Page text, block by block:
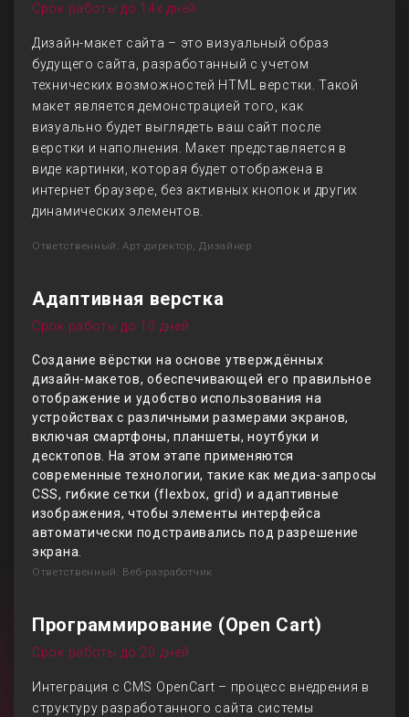
Срок работы до 14х дней
Дизайн-макет сайта – это визуальный образ
будущего сайта, разработанный с учетом
технических возможностей HTML верстки. Такой
макет является демонстрацией того, как
визуально будет выглядеть ваш сайт после
верстки и наполнения. Макет представляется в
виде картинки, которая будет отображена в
интернет браузере, без активных кнопок и других
динамических элементов.
Ответственный: Арт-директор, Дизайнер
Адаптивная верстка
Срок работы до 10 дней
Создание вёрстки на основе утверждённых
дизайн-макетов, обеспечивающей его правильное
отображение и удобство использования на
устройствах с различными размерами экранов,
включая смартфоны, планшеты, ноутбуки и
десктопов. На этом этапе применяются
современные технологии, такие как медиа-запросы
CSS, гибкие сетки (flexbox, grid) и адаптивные
изображения, чтобы элементы интерфейса
автоматически подстраивались под разрешение
экрана.
Ответственный: Веб-разработчик
Программирование (Open Cart)
Срок работы до 20 дней
Интеграция с CMS OpenCart – процесс внедрения в
структуру разработанного сайта системы